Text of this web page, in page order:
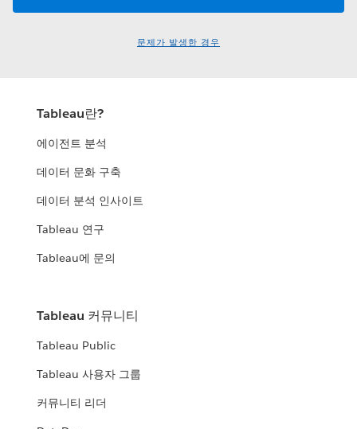
문제가 발생한 경우
Tableau란?
에이전트 분석
데이터 문화 구축
데이터 분석 인사이트
Tableau 연구
Tableau에 문의
Tableau 커뮤니티
Tableau Public
Tableau 사용자 그룹
커뮤니티 리더